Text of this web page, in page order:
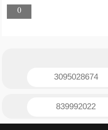
0
3095028674
839992022